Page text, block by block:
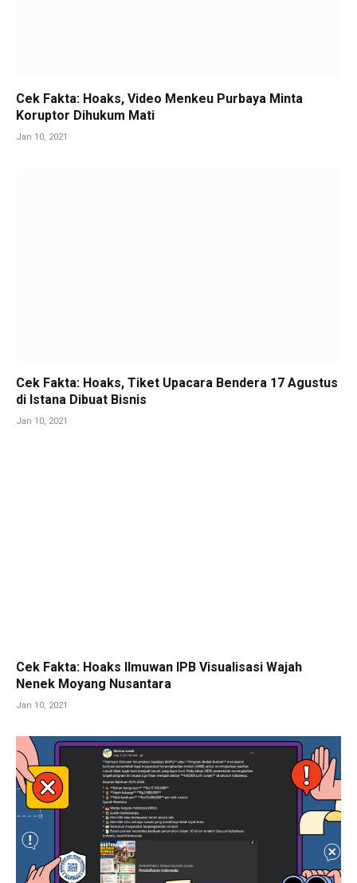
Cek Fakta: Hoaks, Video Menkeu Purbaya Minta
Koruptor Dihukum Mati
Jan 10, 2021
Cek Fakta: Hoaks, Tiket Upacara Bendera 17 Agustus
di Istana Dibuat Bisnis
Jan 10, 2021
Cek Fakta: Hoaks Ilmuwan IPB Visualisasi Wajah
Nenek Moyang Nusantara
Jan 10, 2021